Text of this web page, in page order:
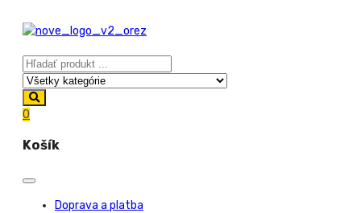
0
Košík
Doprava a platba